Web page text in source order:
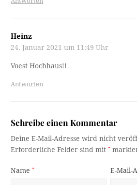
Heinz
24. Januar 2021 um 11:49 Uhr
Voest Hochhaus!!
Antworten
Schreibe einen Kommentar
Deine E-Mail-Adresse wird nicht
Erforderliche Felder sind mit*
Name* E-Mail-